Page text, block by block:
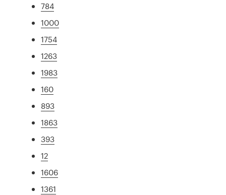
784
1000
1754
1263
1983
160
893
1863
393
12
1606
1361